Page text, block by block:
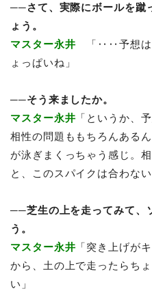
──さて、実際にボールを蹴
ょう。
マスター永井
「‥‥予想は
ょっぱいね」
──そう来ましたか。
マスター永井 「というか、
相性の問題ももちろんある
が泳ぎまくっちゃう感じ。
と、このスパイクは合わない
──芝生の上を走ってみて、
う。
マスター永井 「突き上げが
から、土の上で走ったらち
い」